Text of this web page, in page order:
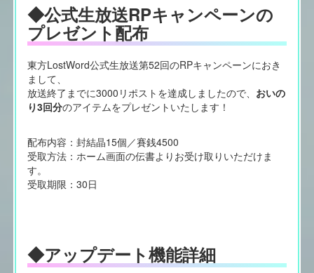
◆公式生放送RPキャンペーンの
プレゼント配布
東方LostWord公式生放送第52回のRPキャンペーンにおき
まして、
放送終了までに3000リポストを達成しましたので、 おいの
り3回分のアイテムをプレゼントいたします！
配布内容：封結晶15個／賽銭4500
受取方法：ホーム画面の伝書よりお受け取りいただけま
す。
受取期限：30日
◆アップデート機能詳細